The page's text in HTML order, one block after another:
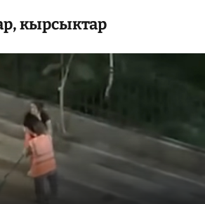
кырсыктар